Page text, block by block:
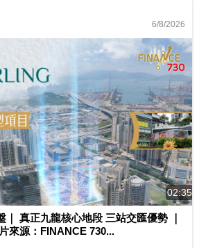
6/8/2026
02:35
｜ 真正九龍核心地段 三站交匯優勢 ｜
來源：FINANCE 730...